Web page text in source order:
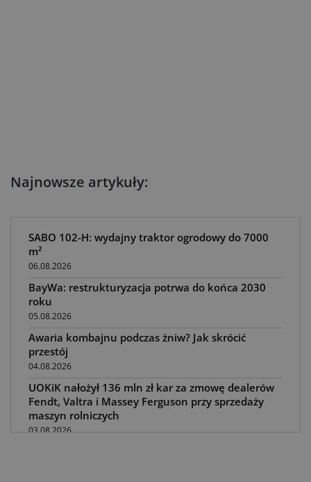
Najnowsze artykuły:
SABO 102-H: wydajny traktor ogrodowy do 7000
m²
06.08.2026
BayWa: restrukturyzacja potrwa do końca 2030
roku
05.08.2026
Awaria kombajnu podczas żniw? Jak skrócić
przestój
04.08.2026
UOKiK nałożył 136 mln zł kar za zmowę dealerów
Fendt, Valtra i Massey Ferguson przy sprzedaży
maszyn rolniczych
03.08.2026